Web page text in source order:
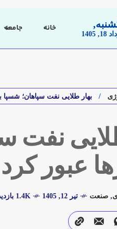
1405
خانه جامعه
بهار طلایی نفت سپاهان؛ شسپا
نفت
عبور کرد
, صنعت تیر 12, 1405 1.4K بازدید